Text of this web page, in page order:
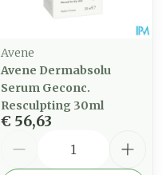
Avene
Avene Dermabsolu
Serum Geconc.
Resculpting 30ml
€ 56,63